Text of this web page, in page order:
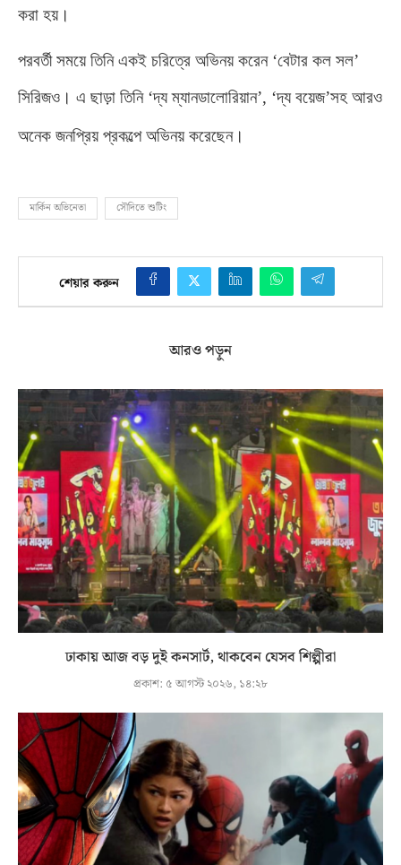
করা হয়।
পরবর্তী সময়ে তিনি একই চরিত্রে অভিনয় করেন ‘বেটার কল সল’
সিরিজও। এ ছাড়া তিনি ‘দ্য ম্যানডালোরিয়ান’, ‘দ্য বয়েজ’সহ আরও
অনেক জনপ্রিয় প্রকল্পে অভিনয় করেছেন।
মার্কিন অভিনেতা সৌদিতে শুটিং
শেয়ার করুন
আরও পড়ুন
ঢাকায় আজ বড় দুই কনসার্ট, থাকবেন যেসব শিল্পীরা
প্রকাশ: ৫ আগস্ট ২০২৬, ১৪:২৮